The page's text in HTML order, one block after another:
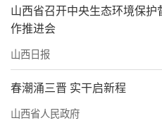
著。古交煤矸石土壤化
技术突破，成功培育11
废物安全处置率稳定达
化监管全覆盖，规范化
圾运输实现全程在线监
山西省召开中央生态环境保护
作推进会
山西日报
春潮涌三晋 实干启新程
山西省人民政府